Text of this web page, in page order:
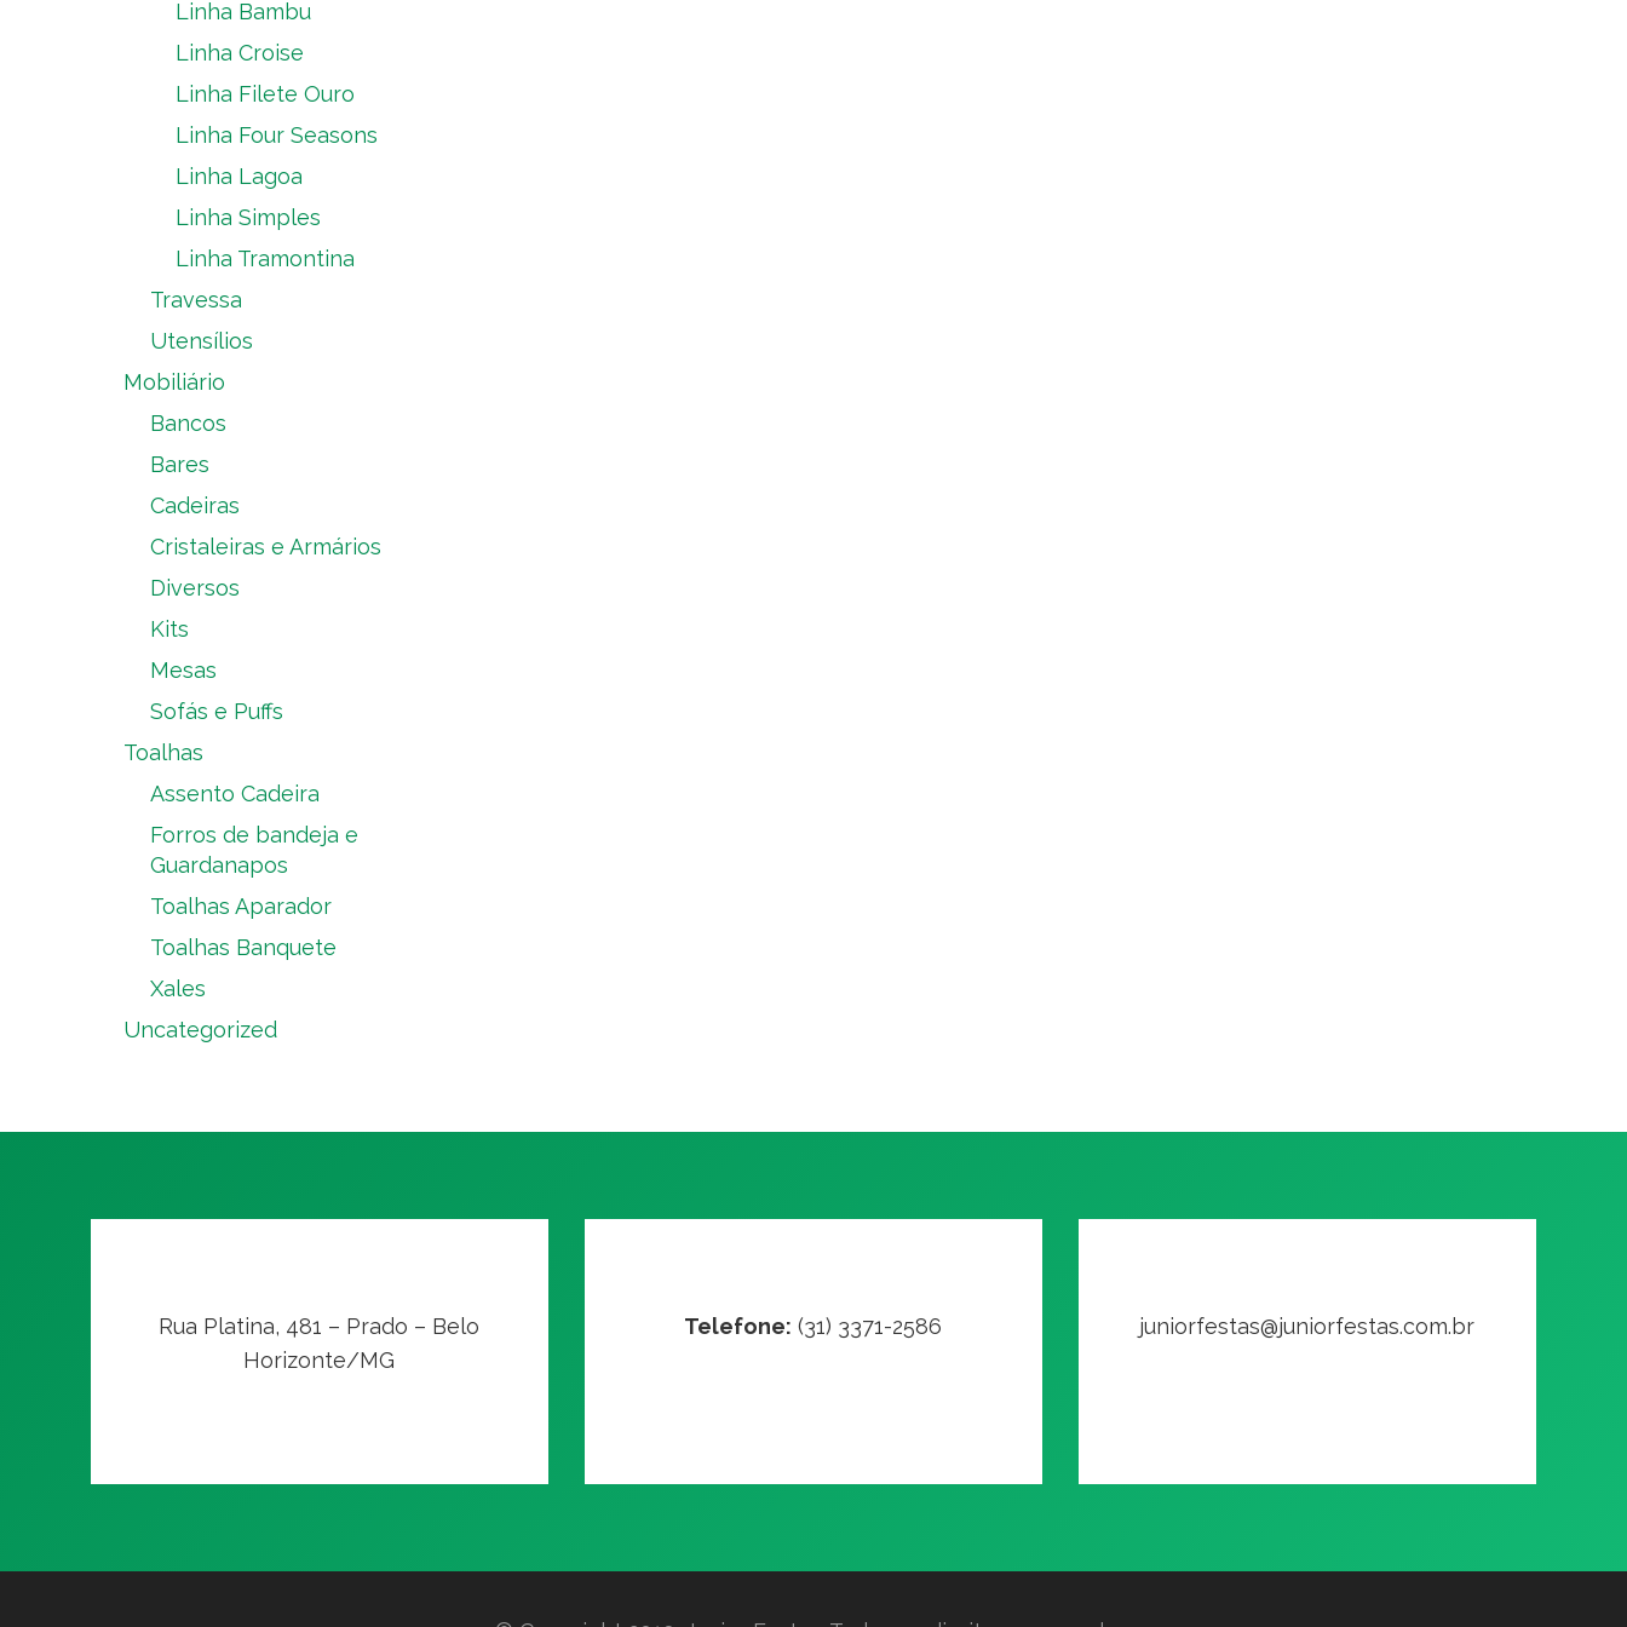
Linha Bambu
Linha Croise
Linha Filete Ouro
Linha Four Seasons
Linha Lagoa
Linha Simples
Linha Tramontina
Travessa
Utensílios
Mobiliário
Bancos
Bares
Cadeiras
Cristaleiras e Armários
Diversos
Kits
Mesas
Sofás e Puffs
Toalhas
Assento Cadeira
Forros de bandeja e
Guardanapos
Toalhas Aparador
Toalhas Banquete
Xales
Uncategorized
Rua Platina, 481 – Prado – Belo
Horizonte/MG
Telefone: (31) 3371-2586 juniorfestas@juniorfestas.com.br